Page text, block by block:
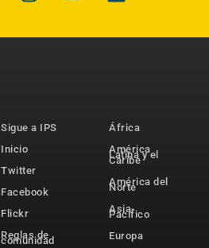
Sigue a IPS
Inicio
Twitter
Facebook
Flickr
Reglas de
comunidad
África
América
Latina y el
Caribe
América del
Norte
Asia-
Pacífico
Europa